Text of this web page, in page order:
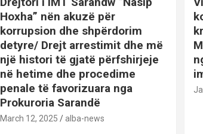
Hoxha” nën akuzë për
korrupsion dhe shpërdorim
detyre/ Drejt arrestimit dhe më
një histori të gjatë përfshirjeje
në hetime dhe procedime
penale të favorizuara nga
Prokuroria Sarandë
March 12, 2025 alba-news
BOTA DENONCO
KRYESORE